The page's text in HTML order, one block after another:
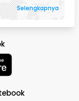
Selengkapnya